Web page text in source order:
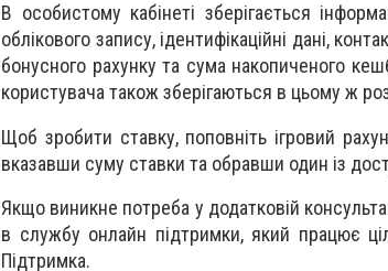
В особистому кабінеті зберігається
облікового запису, ідентифікаційні дані,
бонусного рахунку та сума накопиченого
користувача також зберігаються в цьому ж
Щоб зробити ставку, поповніть ігровий
вказавши суму ставки та обравши один із
Якщо виникне потреба у додатковій
в службу онлайн підтримки, який працює
Підтримка.